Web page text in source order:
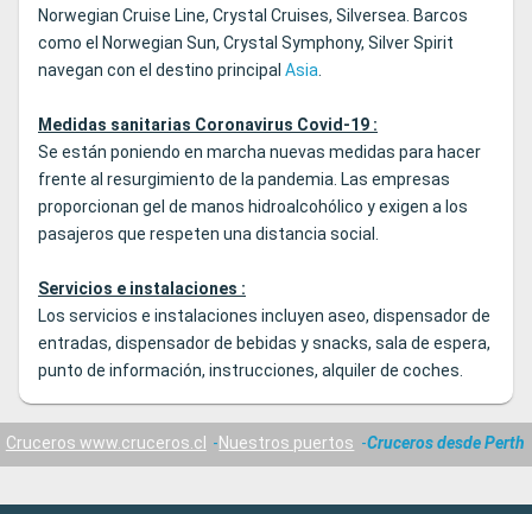
Norwegian Cruise Line, Crystal Cruises, Silversea. Barcos
como el Norwegian Sun, Crystal Symphony, Silver Spirit
navegan con el destino principal Asia.
Medidas sanitarias Coronavirus Covid-19 :
Se están poniendo en marcha nuevas medidas para hacer
frente al resurgimiento de la pandemia. Las empresas
proporcionan gel de manos hidroalcohólico y exigen a los
pasajeros que respeten una distancia social.
Servicios e instalaciones :
Los servicios e instalaciones incluyen aseo, dispensador de
entradas, dispensador de bebidas y snacks, sala de espera,
punto de información, instrucciones, alquiler de coches.
Cruceros www.cruceros.cl Nuestros puertos Cruceros desde Perth